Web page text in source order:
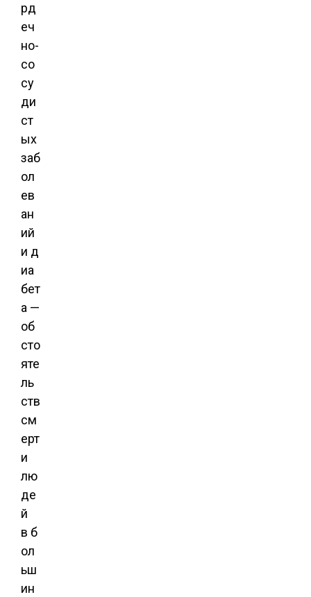
рд
еч
но-
со
су
ди
ст
ых
заб
ол
ев
ан
ий
и д
иа
бет
а —
об
сто
яте
ль
ств
см
ерт
и
лю
де
й
в б
ол
ьш
ин